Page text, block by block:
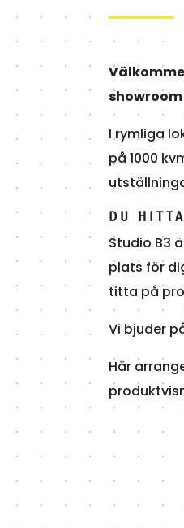
I rymliga
på 1000
DU
Studio B3
plats för
titta på
Vi bjuder
Här